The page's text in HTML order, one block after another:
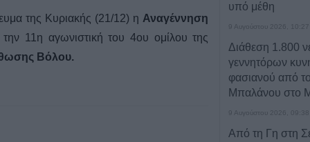
της Κυριακής (21/12) η Αναγέννηση
την 11η αγωνιστική του 4ου ομίλου της
Βόλου.
υπό μέθη
9 Αυγούστου 2026, 10:27
Διάθεση 1.800
γεννητόρων
φασιανού από
Μπαλάνου στο
9 Αυγούστου 2026, 09:38
Από τη Γη στη